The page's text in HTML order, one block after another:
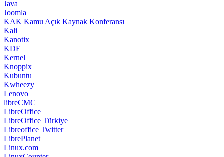
Java
Joomla
KAK Kamu Açık Kaynak Konferansı
Kali
Kanotix
KDE
Kernel
Knoppix
Kubuntu
Kwheezy
Lenovo
libreCMC
LibreOffice
LibreOffice Türkiye
Libreoffice Twitter
LibrePlanet
Linux.com